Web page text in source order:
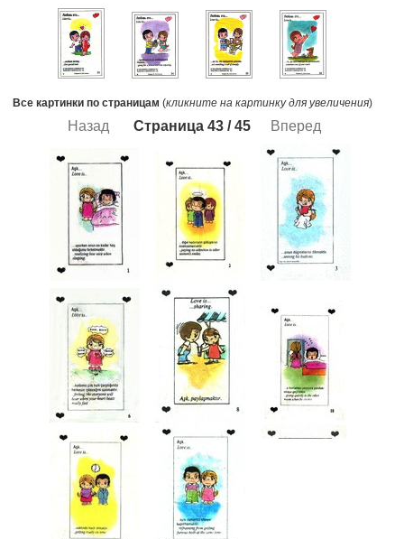
Все картинки по страницам (кликните на картинку для увеличения)
Назад Страница 43 /45 Вперед